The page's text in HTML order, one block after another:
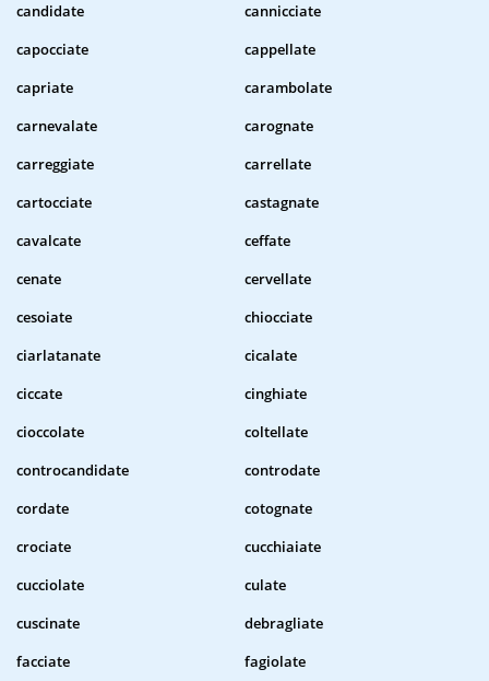
candidate
cannicciate
capocciate
cappellate
capriate
carambolate
carnevalate
carognate
carreggiate
carrellate
cartocciate
castagnate
cavalcate
ceffate
cenate
cervellate
cesoiate
chiocciate
ciarlatanate
cicalate
ciccate
cinghiate
cioccolate
coltellate
controcandidate
controdate
cordate
cotognate
crociate
cucchiaiate
cucciolate
culate
cuscinate
debragliate
facciate
fagiolate